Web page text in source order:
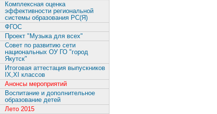
Комплексная оценка
эффективности региональной
системы образования РС(Я)
ФГОС
Проект "Музыка для всех"
Совет по развитию сети
национальных ОУ ГО "город
Якутск"
Итоговая аттестация выпускников
IX,XI классов
Анонсы мероприятий
Воспитание и дополнительное
образование детей
Лето 2015